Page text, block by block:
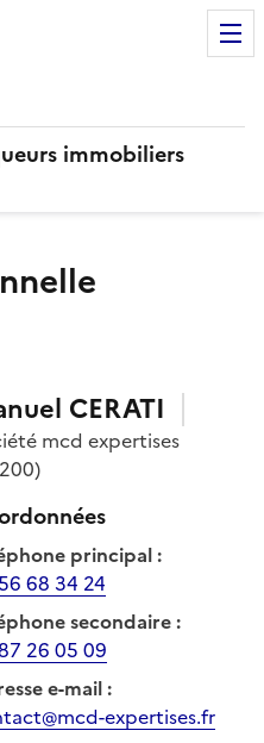
immobiliers
CERATI
mcd expertises
principal:
68 34 24
secondaire:
26 05 09
e-mail:
expertises.fr